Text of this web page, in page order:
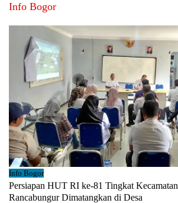
Info Bogor
Info Bogor
Persiapan HUT RI ke-81 Tingkat Kecamatan
Rancabungur Dimatangkan di Desa